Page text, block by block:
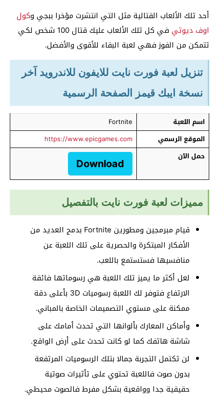
أحد تلك الألعاب القتالية مثل التي انتشرت مؤخرا ببجي وكول
اوف ديوتي
في كل تلك الألعاب عليك قتال 100 شخص لكي
تتمكن من الفوز فهي لعبة البقاء للأقوى والأفضل.
تنزيل لعبة فورت نايت للايفون للاندرويد آخر
نسخة ايبك قيمز الصفحة الرسمية
اسم اللعبة
Fortnite
الموقع الرسمي
https://www.epicgames.com
حمل الآن
Download
مميزات لعبة فورت نايت بالتفصيل
قيام مبرمجين ومطورين Fortnite بدمج العديد من
الأفكار المبتكرة والحصرية على تلك اللعبة عن
منافسيها فستستمع باللعب.
لعل أكثر ما يميز تلك اللعبة هي رسوماتها فائقة
الارتفاع فتوفر لك اللعبة رسوميات 3D بأعلى دقة
ممكنة على مستوي التصميمات الخاصة بالمباني.
وأماكن المعارك بألوانها التي تحدث أمامك على
شاشة هاتفك كما لو كانت تحدث على أرض الواقع.
لن تكتمل التجربة جمالا بتلك الرسوميات المرتفعة
بدون صوت فاللعبة تحتوي على تأثيرات صوتية
حقيقية جدا وواقعية بشكل مفرط فالصوت محيطي.